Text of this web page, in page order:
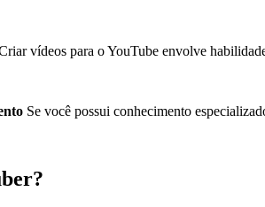
vídeos para o YouTube envolve
Se você possui conhecimento